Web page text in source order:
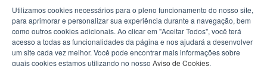
Utilizamos cookies necessários para o pleno funcionamento do nosso site,
para aprimorar e personalizar sua experiência durante a navegação, bem
como outros cookies adicionais. Ao clicar em "Aceitar Todos", você terá
acesso a todas as funcionalidades da página e nos ajudará a desenvolver
um site cada vez melhor. Você pode encontrar mais informações sobre
quais cookies estamos utilizando no nosso Aviso de Cookies.